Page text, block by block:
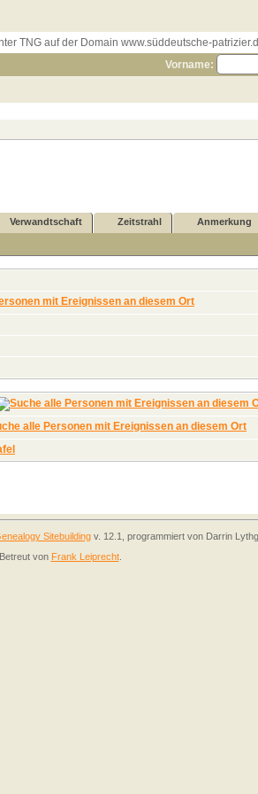
TNG auf der Domain www.süddeutsche-
Vorname:
Verwandtschaft Zeitstrahl Anmerkung
Sitebuildingv. 12.1, programmiert von Darrin
Betreut von Frank Leiprecht.